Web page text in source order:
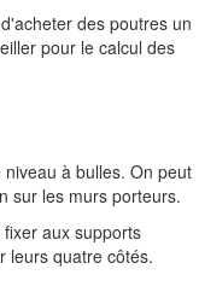
des poutres un
pour le calcul des
à bulles. On peut
sur les murs porteurs.
aux supports
leurs quatre côtés.